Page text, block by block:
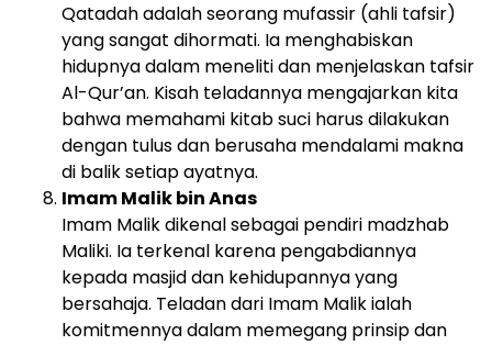
Qatadah adalah seorang mufassir (ahli tafsir)
yang sangat dihormati. Ia menghabiskan
hidupnya dalam meneliti dan menjelaskan tafsir
Al-Qur’an. Kisah teladannya mengajarkan kita
bahwa memahami kitab suci harus dilakukan
dengan tulus dan berusaha mendalami makna
di balik setiap ayatnya.
Imam Malik bin Anas
Imam Malik dikenal sebagai pendiri madzhab
Maliki. Ia terkenal karena pengabdiannya
kepada masjid dan kehidupannya yang
bersahaja. Teladan dari Imam Malik ialah
komitmennya dalam memegang prinsip dan